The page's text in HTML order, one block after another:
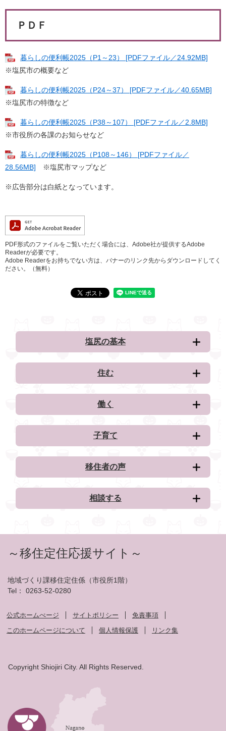
ＰＤＦ
暮らしの便利帳2025（P1～23） [PDFファイル／24.92MB]
※塩尻市の概要など
暮らしの便利帳2025（P24～37） [PDFファイル／40.65MB]
※塩尻市の特徴など
暮らしの便利帳2025（P38～107） [PDFファイル／2.8MB]
※市役所の各課のお知らせなど
暮らしの便利帳2025（P108～146） [PDFファイル／
28.56MB] ※塩尻市マップなど
※広告部分は白紙となっています。
PDF形式のファイルをご覧いただく場合には、Adobe社が提供するAdobe
Readerが必要です。
Adobe Readerをお持ちでない方は、バナーのリンク先からダウンロードしてく
ださい。（無料）
塩尻の基本
住む
働く
子育て
移住者の声
相談する
～移住定住応援サイト～
地域づくり課移住定住係（市役所1階）
Tel： 0263-52-0280
公式ホームぺージ サイトポリシー
免責事項
このホームページについて
個人情報保護 リンク集
Copyright Shiojiri City. All Rights Reserved.